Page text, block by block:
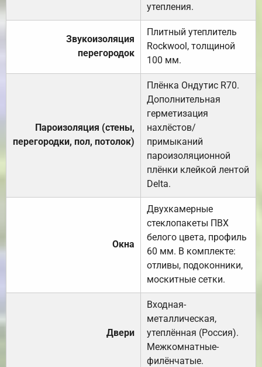
утепления.
Звукоизоляция
перегородок
Плитный утеплитель
Rockwool, толщиной
100 мм.
Пароизоляция (стены,
перегородки, пол, потолок)
Плёнка Ондутис R70.
Дополнительная
герметизация
нахлёстов/
примыканий
пароизоляционной
плёнки клейкой лентой
Delta.
Окна
Двухкамерные
стеклопакеты ПВХ
белого цвета, профиль
60 мм. В комплекте:
отливы, подоконники,
москитные сетки.
Двери
Входная-
металлическая,
утеплённая (Россия).
Межкомнатные-
филёнчатые.